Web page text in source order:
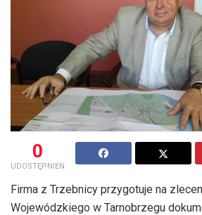
0
UDOSTĘPNIEŃ
Firma z Trzebnicy przygotuje na
Wojewódzkiego w Tarnobrzegu